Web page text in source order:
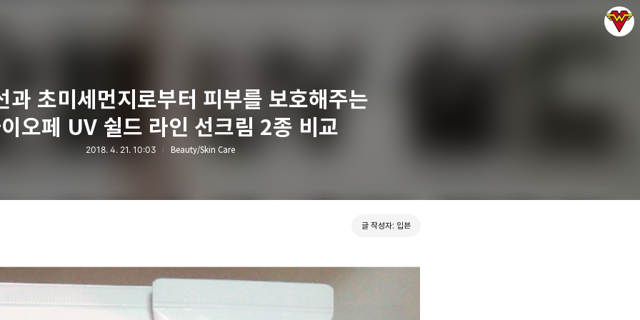
과 초미세먼지로부터 피부를 보호해주는
오페 UV 쉴드 라인 선크림 2종 비교
2018. 4. 21. 10:03 Beauty/Skin Care
글 작성자: 입븐